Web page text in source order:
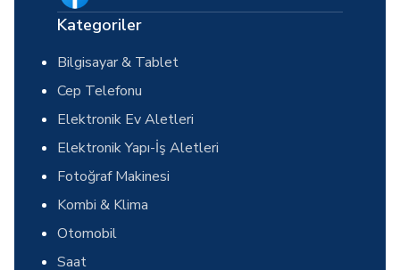
Kategoriler
Bilgisayar & Tablet
Cep Telefonu
Elektronik Ev Aletleri
Elektronik Yapı-İş Aletleri
Fotoğraf Makinesi
Kombi & Klima
Otomobil
Saat